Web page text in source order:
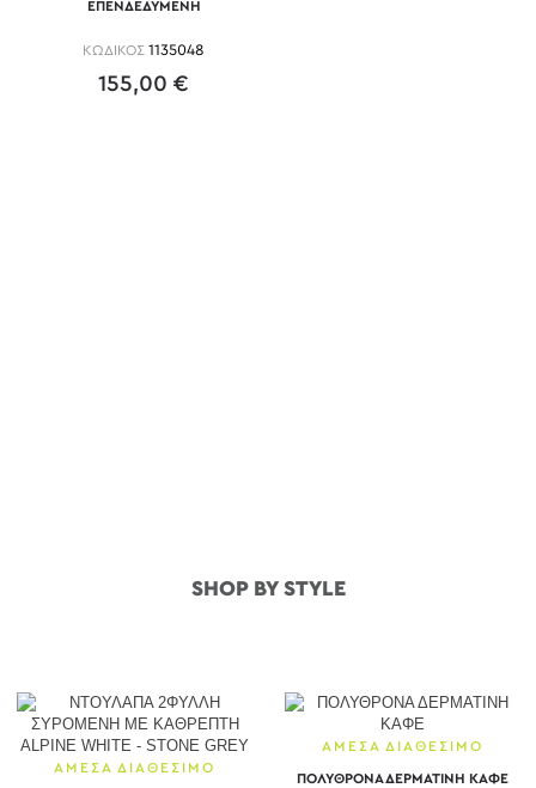
ΕΠΕΝΔΕΔΥΜΕΝΗ
ΚΩΔΙΚΟΣ 1135048
155,00 €
SHOP BY STYLE
ΑΜΕΣΑ ΔΙΑΘΕΣΙΜΟ
ΑΜΕΣΑ ΔΙΑΘΕΣΙΜΟ
ΠΟΛΥΘΡΟΝΑ ΔΕΡΜΑΤΙΝΗ ΚΑΦΕ